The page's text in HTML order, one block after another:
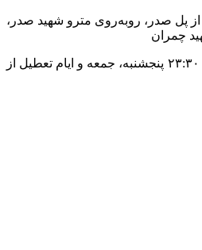
از پل صدر، روبه‌روی مترو شهید صدر،
چمران
ساعت کاری: از ساعت ۱۵ تا ۲۳:۳۰ پنجشنبه، جمعه و ایام تعطیل از